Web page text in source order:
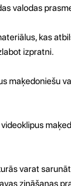
valodas
kas
izpratni.
maķedoniešu
varat
zināšanas